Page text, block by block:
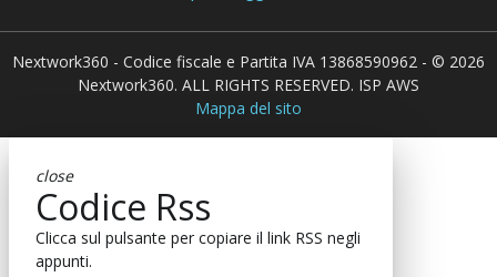
Nextwork360 - Codice fiscale e Partita IVA 13868590962 - © 2026
Nextwork360. ALL RIGHTS RESERVED. ISP AWS
Mappa del sito
close
Codice Rss
Clicca sul pulsante per copiare il link RSS negli
appunti.